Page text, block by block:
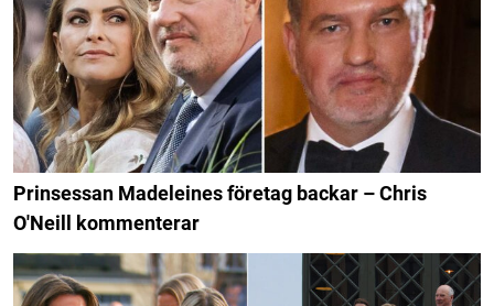
Prinsessan Madeleines företag backar – Chris
O'Neill kommenterar